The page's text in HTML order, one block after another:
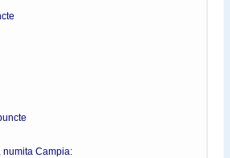
numita Campia: